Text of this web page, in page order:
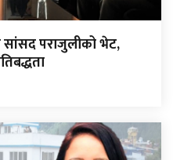
सांसद पराजुलीको भेट,